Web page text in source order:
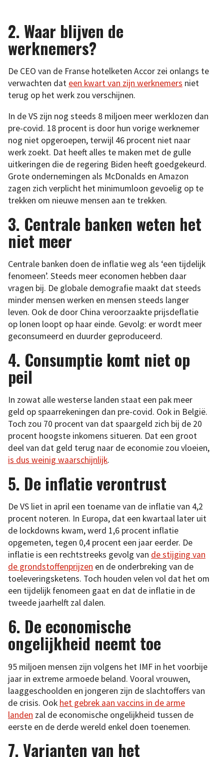
2. Waar blijven de
werknemers?
De CEO van de Franse hotelketen Accor zei onlangs te
verwachten dat een kwart van zijn werknemers niet
terug op het werk zou verschijnen.
In de VS zijn nog steeds 8 miljoen meer werklozen dan
pre-covid. 18 procent is door hun vorige werknemer
nog niet opgeroepen, terwijl 46 procent niet naar
werk zoekt. Dat heeft alles te maken met de gulle
uitkeringen die de regering Biden heeft goedgekeurd.
Grote ondernemingen als McDonalds en Amazon
zagen zich verplicht het minimumloon gevoelig op te
trekken om nieuwe mensen aan te trekken.
3. Centrale banken weten het
niet meer
Centrale banken doen de inflatie weg als ‘een tijdelijk
fenomeen’. Steeds meer economen hebben daar
vragen bij. De globale demografie maakt dat steeds
minder mensen werken en mensen steeds langer
leven. Ook de door China veroorzaakte prijsdeflatie
op lonen loopt op haar einde. Gevolg: er wordt meer
geconsumeerd en duurder geproduceerd.
4. Consumptie komt niet op
peil
In zowat alle westerse landen staat een pak meer
geld op spaarrekeningen dan pre-covid. Ook in België.
Toch zou 70 procent van dat spaargeld zich bij de 20
procent hoogste inkomens situeren. Dat een groot
deel van dat geld terug naar de economie zou vloeien,
is dus weinig waarschijnlijk.
5. De inflatie verontrust
De VS liet in april een toename van de inflatie van 4,2
procent noteren. In Europa, dat een kwartaal later uit
de lockdowns kwam, werd 1,6 procent inflatie
opgemeten, tegen 0,4 procent een jaar eerder. De
inflatie is een rechtstreeks gevolg van de stijging van
de grondstoffenprijzen en de onderbreking van de
toeleveringsketens. Toch houden velen vol dat het om
een tijdelijk fenomeen gaat en dat de inflatie in de
tweede jaarhelft zal dalen.
6. De economische
ongelijkheid neemt toe
95 miljoen mensen zijn volgens het IMF in het voorbije
jaar in extreme armoede beland. Vooral vrouwen,
laaggeschoolden en jongeren zijn de slachtoffers van
de crisis. Ook het gebrek aan vaccins in de arme
landen zal de economische ongelijkheid tussen de
eerste en de derde wereld enkel doen toenemen.
7. Varianten van het